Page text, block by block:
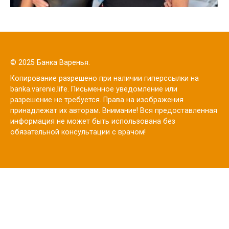
© 2025 Банка Варенья.
Копирование разрешено при наличии гиперссылки на
banka.varenie.life. Письменное уведомление или
разрешение не требуется. Права на изображения
принадлежат их авторам. Внимание! Вся предоставленная
информация не может быть использована без
обязательной консультации с врачом!